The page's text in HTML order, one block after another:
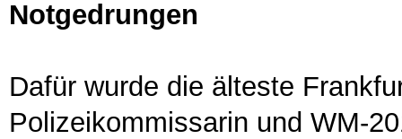
Notgedrungen
Dafür wurde die älteste
Polizeikommissarin und WM-